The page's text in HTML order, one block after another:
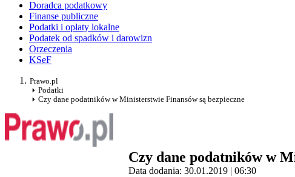
Doradca podatkowy
Finanse publiczne
Podatki i opłaty lokalne
Podatek od spadków i darowizn
Orzeczenia
KSeF
Prawo.pl
Podatki
Czy dane podatników w Ministerstwie Finansów są bezpieczne
Czy dane podatników w
Data dodania: 30.01.2019 | 06:30